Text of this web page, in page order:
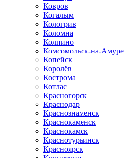
Ковров
Когалым
Кологрив
Коломна
Колпино
Комсомольск-на-Амуре
Копейск
Королёв
Кострома
Котлас
Красногорск
Краснодар
Краснознаменск
Краснокаменск
Краснокамск
Краснотурьинск
Красноярск